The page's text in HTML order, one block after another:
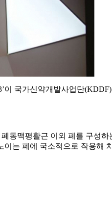
이 국가신약개발사업단
동맥평활근 이외 폐를 구성
는 폐에 국소적으로 작용해